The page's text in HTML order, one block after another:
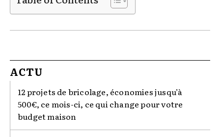
ACTU
12 projets de bricolage, économies jusqu’à
500€, ce mois-ci, ce qui change pour votre
budget maison